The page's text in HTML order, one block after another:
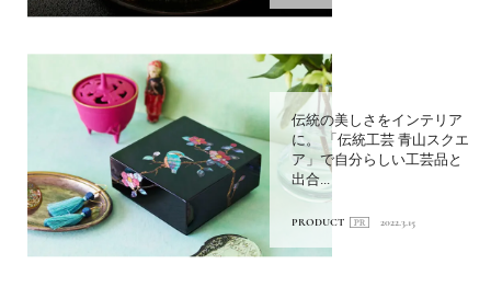
伝統の美しさをインテリア
に。 「伝統工芸 青山スクエ
ア」で自分らしい工芸品と
出合...
PRODUCT 2022.3.15